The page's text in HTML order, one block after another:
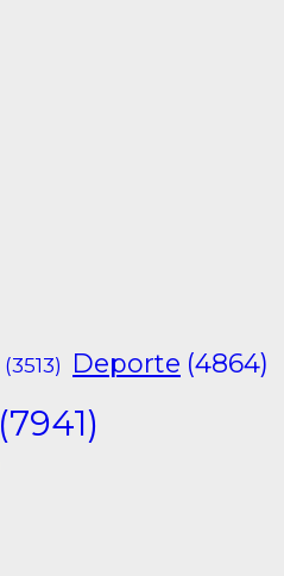
(3513) Deporte (4864)
(7941)